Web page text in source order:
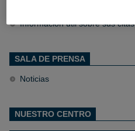
Información útil sobre sus citas
SALA DE PRENSA
Noticias
NUESTRO CENTRO